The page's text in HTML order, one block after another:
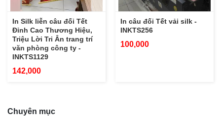
In Silk liễn câu đối Tết
Đỉnh Cao Thương Hiệu,
Triệu Lời Tri Ân trang trí
văn phòng công ty -
INKTS1129
142,000
In câu đối Tết vải silk -
INKTS256
100,000
Chuyên mục